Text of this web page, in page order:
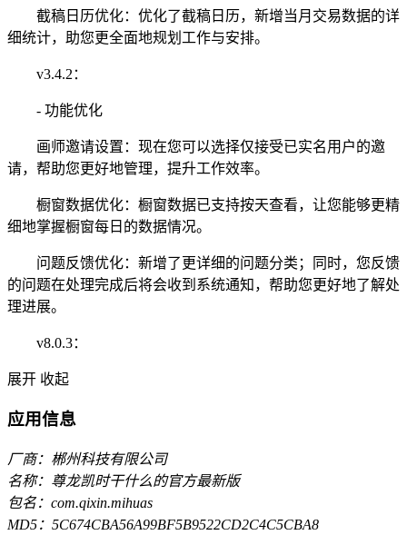
截稿日历优化：优化了截稿日历，新增当月交易数据的详
细统计，助您更全面地规划工作与安排。
v3.4.2：
- 功能优化
画师邀请设置：现在您可以选择仅接受已实名用户的邀
请，帮助您更好地管理，提升工作效率。
橱窗数据优化：橱窗数据已支持按天查看，让您能够更精
细地掌握橱窗每日的数据情况。
问题反馈优化：新增了更详细的问题分类；同时，您反馈
的问题在处理完成后将会收到系统通知，帮助您更好地了解处
理进展。
v8.0.3：
展开 收起
应用信息
厂商：郴州科技有限公司
名称：尊龙凯时干什么的官方最新版
包名：com.qixin.mihuas
MD5：5C674CBA56A99BF5B9522CD2C4C5CBA8